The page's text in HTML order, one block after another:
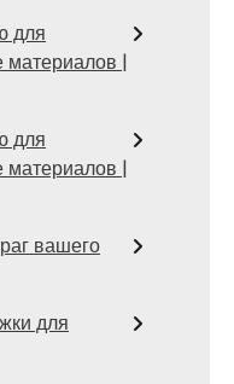
для
материалов |
для
материалов |
вашего
для